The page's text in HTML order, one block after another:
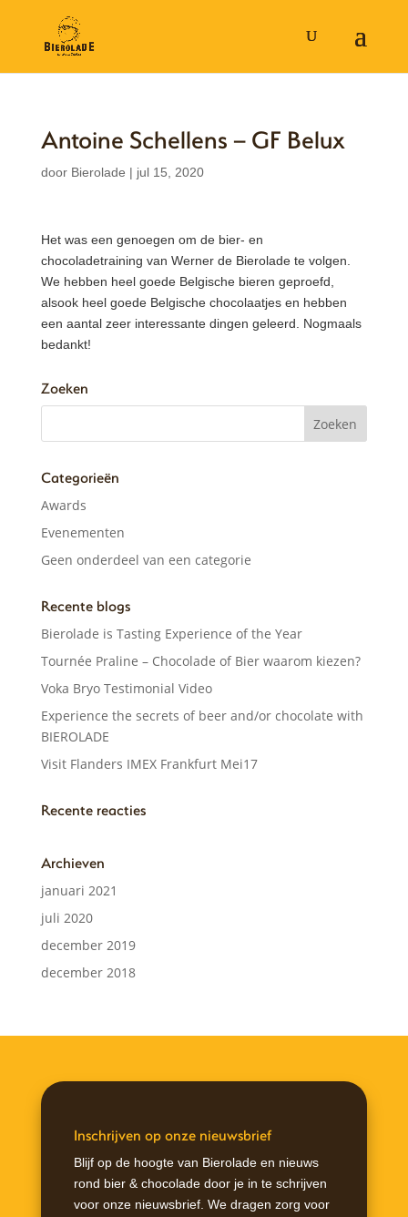
Antoine Schellens – GF Belux
door Bierolade | jul 15, 2020
Het was een genoegen om de bier- en
chocoladetraining van Werner de Bierolade te volgen.
We hebben heel goede Belgische bieren geproefd,
alsook heel goede Belgische chocolaatjes en hebben
een aantal zeer interessante dingen geleerd. Nogmaals
bedankt!
Zoeken
Categorieën
Awards
Evenementen
Geen onderdeel van een categorie
Recente blogs
Bierolade is Tasting Experience of the Year
Tournée Praline – Chocolade of Bier waarom kiezen?
Voka Bryo Testimonial Video
Experience the secrets of beer and/or chocolate with
BIEROLADE
Visit Flanders IMEX Frankfurt Mei17
Recente reacties
Archieven
januari 2021
juli 2020
december 2019
december 2018
Inschrijven op onze nieuwsbrief
Blijf op de hoogte van Bierolade en nieuws
rond bier & chocolade door je in te schrijven
voor onze nieuwsbrief. We dragen zorg voor